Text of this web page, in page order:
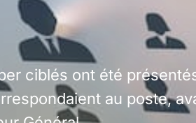
ciblés ont été
au poste,